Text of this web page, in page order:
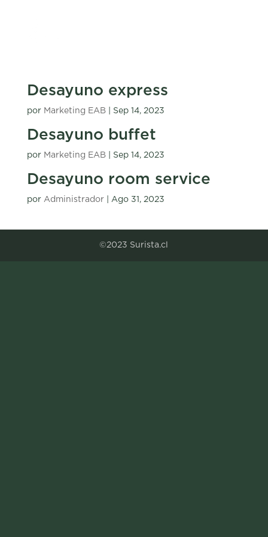
Desayuno express
por Marketing EAB| Sep 14, 2023
Desayuno buffet
por Marketing EAB| Sep 14, 2023
Desayuno room service
por Administrador| Ago 31, 2023
©2023 Surista.cl